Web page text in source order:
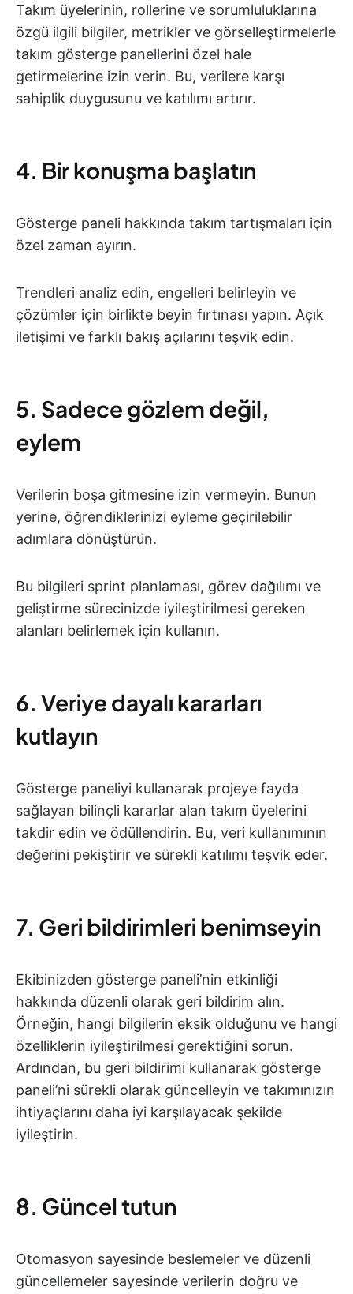
Takım üyelerinin, rollerine ve sorumluluklarına
özgü ilgili bilgiler, metrikler ve görselleştirmelerle
takım gösterge panellerini özel hale
getirmelerine izin verin. Bu, verilere karşı
sahiplik duygusunu ve katılımı artırır.
4. Bir konuşma başlatın
Gösterge paneli hakkında takım tartışmaları için
özel zaman ayırın.
Trendleri analiz edin, engelleri belirleyin ve
çözümler için birlikte beyin fırtınası yapın. Açık
iletişimi ve farklı bakış açılarını teşvik edin.
5. Sadece gözlem değil,
eylem
Verilerin boşa gitmesine izin vermeyin. Bunun
yerine, öğrendiklerinizi eyleme geçirilebilir
adımlara dönüştürün.
Bu bilgileri sprint planlaması, görev dağılımı ve
geliştirme sürecinizde iyileştirilmesi gereken
alanları belirlemek için kullanın.
6. Veriye dayalı kararları
kutlayın
Gösterge paneliyi kullanarak projeye fayda
sağlayan bilinçli kararlar alan takım üyelerini
takdir edin ve ödüllendirin. Bu, veri kullanımının
değerini pekiştirir ve sürekli katılımı teşvik eder.
7. Geri bildirimleri benimseyin
Ekibinizden gösterge paneli’nin etkinliği
hakkında düzenli olarak geri bildirim alın.
Örneğin, hangi bilgilerin eksik olduğunu ve hangi
özelliklerin iyileştirilmesi gerektiğini sorun.
Ardından, bu geri bildirimi kullanarak gösterge
paneli’ni sürekli olarak güncelleyin ve takımınızın
ihtiyaçlarını daha iyi karşılayacak şekilde
iyileştirin.
8. Güncel tutun
Otomasyon sayesinde beslemeler ve düzenli
güncellemeler sayesinde verilerin doğru ve